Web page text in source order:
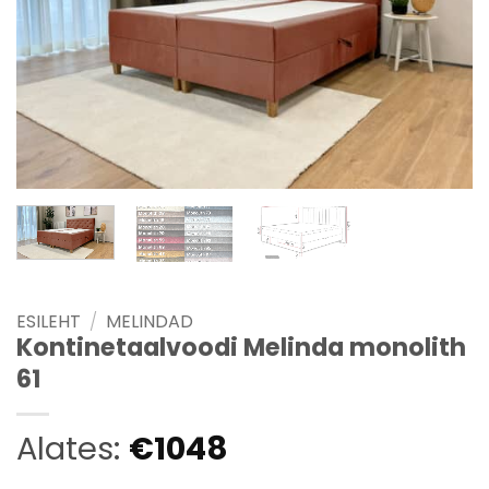
ESILEHT / MELINDAD
Kontinetaalvoodi Melinda monolith
61
Alates: €1048